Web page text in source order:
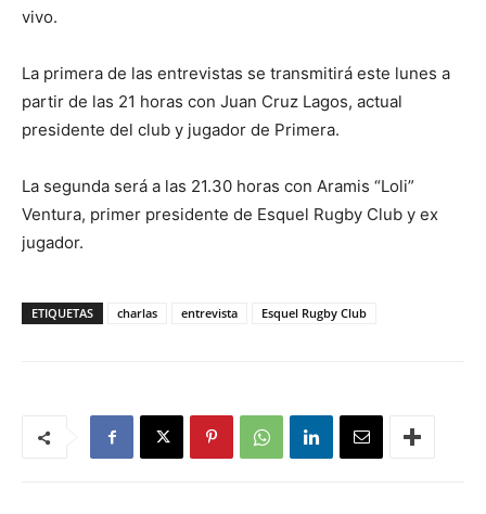
vivo.
La primera de las entrevistas se transmitirá este lunes a
partir de las 21 horas con Juan Cruz Lagos, actual
presidente del club y jugador de Primera.
La segunda será a las 21.30 horas con Aramis “Loli”
Ventura, primer presidente de Esquel Rugby Club y ex
jugador.
ETIQUETAS charlas entrevista Esquel Rugby Club